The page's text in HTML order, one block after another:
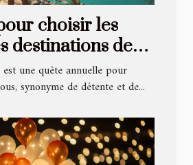
choisir les
destinations de
une quête annuelle pour
synonyme de détente et de...